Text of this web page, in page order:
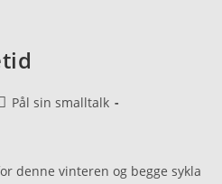
Pål sin smalltalk
denne vinteren og begge sykla